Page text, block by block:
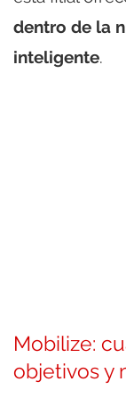
dentro de la
inteligente.
Mobilize:
objetivos y